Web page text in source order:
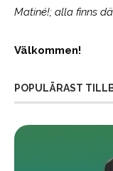
Matiné!; alla finns
Välkommen!
POPULÄRAST